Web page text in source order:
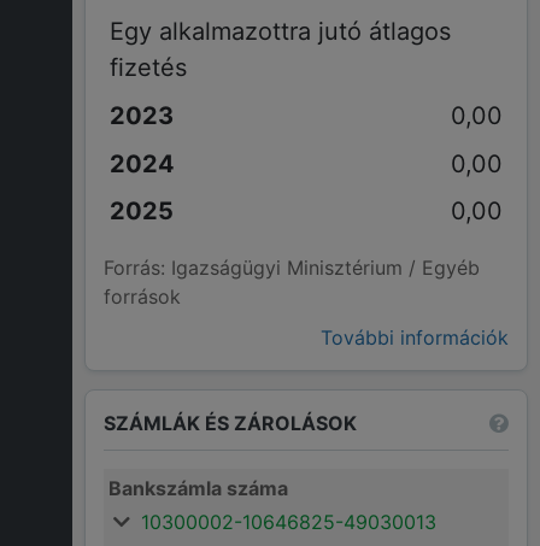
Egy alkalmazottra jutó átlagos
fizetés
0,00
0,00
0,00
Forrás: Igazságügyi Minisztérium / Egyéb
források
További információk
SZÁMLÁK ÉS ZÁROLÁSOK
Bankszámla száma
10300002-10646825-49030013